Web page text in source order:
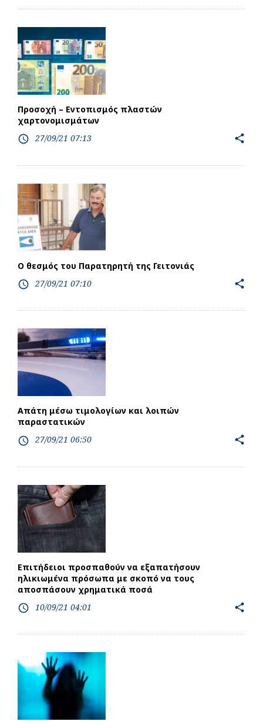
Προσοχή – Εντοπισμός πλαστών
χαρτονομισμάτων
access_time 27/09/21 07:13 share
Ο θεσμός του Παρατηρητή της Γειτονιάς
access_time 27/09/21 07:10 share
Απάτη μέσω τιμολογίων και λοιπών
παραστατικών
access_time 27/09/21 06:50 share
Επιτήδειοι προσπαθούν να εξαπατήσουν
ηλικιωμένα πρόσωπα με σκοπό να τους
αποσπάσουν χρηματικά ποσά
access_time 10/09/21 04:01 share